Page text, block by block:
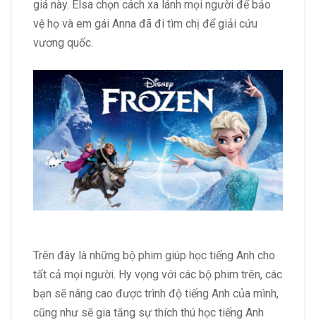
giá này. Elsa chọn cách xa lánh mọi người để bảo
vệ họ và em gái Anna đã đi tìm chị để giải cứu
vương quốc.
Trên đây là những bộ phim giúp học tiếng Anh cho
tất cả mọi người. Hy vọng với các bộ phim trên, các
bạn sẽ nâng cao được trình độ tiếng Anh của mình,
cũng như sẽ gia tăng sự thích thú học tiếng Anh